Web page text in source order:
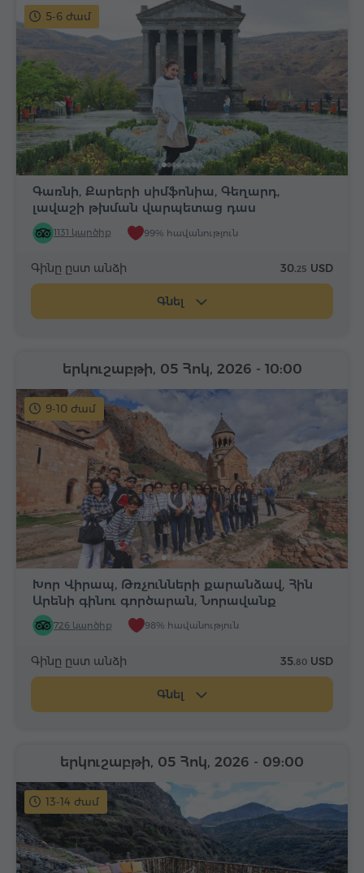
5-6 ժամ
Գառնի, Քարերի սիմֆոնիա, Գեղարդ,
լավաշի թխման վարպետաց դաս
1131 կարծիք 99% հավանություն
Գինը ըստ անձի 30.25 USD
Գնել
9-10 ժամ
Խոր Վիրապ, Թռչունների քարանձավ, Հին
Արենի գինու գործարան, Նորավանք
726 կարծիք 98% հավանություն
երկուշաբթի, 05 Հոկ, 2026 - 10:00
Գինը ըստ անձի 35.80 USD
Գնել
13-14 ժամ
երկուշաբթի, 05 Հոկ, 2026 - 09:00